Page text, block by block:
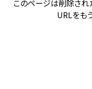
このページは削除され
URLをも